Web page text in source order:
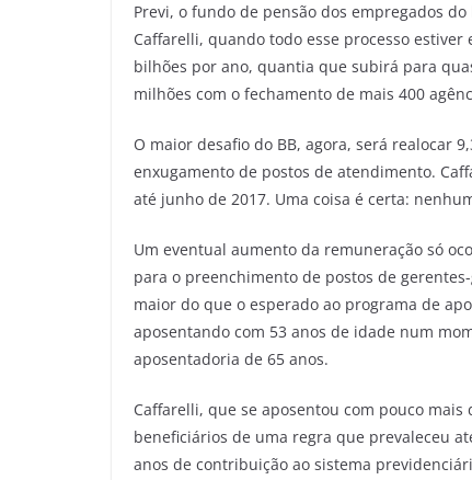
Previ, o fundo de pensão dos empregados
Caffarelli, quando todo esse processo
bilhões por ano, quantia que subirá para
milhões com o fechamento de mais 400
O maior desafio do BB, agora, será realocar
enxugamento de postos de atendimento.
até junho de 2017. Uma coisa é certa:
Um eventual aumento da remuneração só
para o preenchimento de postos de
maior do que o esperado ao programa de
aposentando com 53 anos de idade num
aposentadoria de 65 anos.
Caffarelli, que se aposentou com pouco
beneficiários de uma regra que prevaleceu
anos de contribuição ao sistema